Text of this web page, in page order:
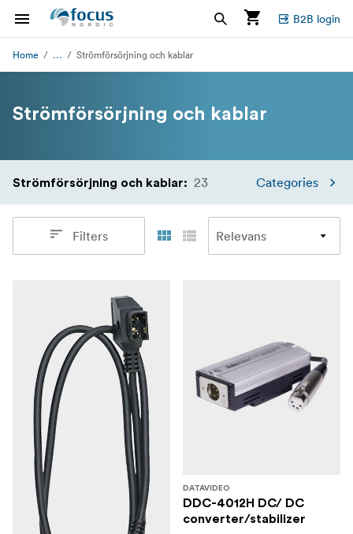
B2B login
Home ... Strömförsörjning och kablar
Strömförsörjning och kablar
Strömförsörjning och kablar: 23 Categories
Filters
DATAVIDEO
DDC-4012H DC/ DC
converter/stabilizer